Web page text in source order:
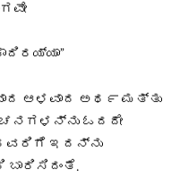
ಆಳವಾದ ಅಥ೯ ಮತ್ತು
ಓದದೇ
ಇದನ್ನು
ಬಾರಿಸಿದಂತೆ.